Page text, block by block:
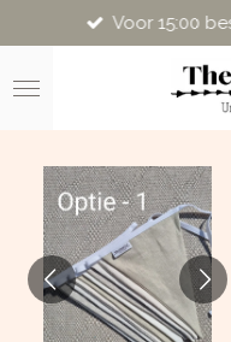
direct
naar
de
Voor 15:00